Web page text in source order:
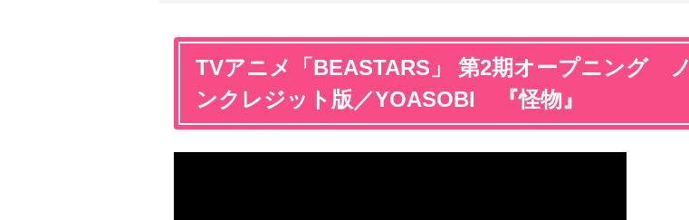
TVアニメ「BEASTARS」 第2期オープニング ノ
ンクレジット版／YOASOBI 『怪物』